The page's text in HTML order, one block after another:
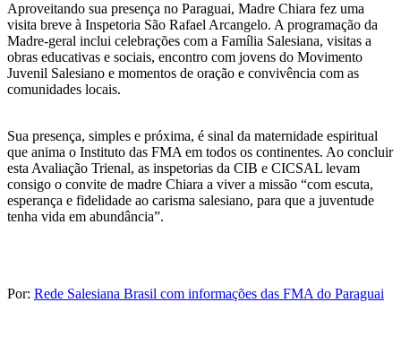
Aproveitando sua presença no Paraguai, Madre Chiara fez uma
visita breve à Inspetoria São Rafael Arcangelo. A programação da
Madre-geral inclui celebrações com a Família Salesiana, visitas a
obras educativas e sociais, encontro com jovens do Movimento
Juvenil Salesiano e momentos de oração e convivência com as
comunidades locais.
Sua presença, simples e próxima, é sinal da maternidade espiritual
que anima o Instituto das FMA em todos os continentes. Ao concluir
esta Avaliação Trienal, as inspetorias da CIB e CICSAL levam
consigo o convite de madre Chiara a viver a missão “com escuta,
esperança e fidelidade ao carisma salesiano, para que a juventude
tenha vida em abundância”.
Por: Rede Salesiana Brasil com informações das FMA do Paraguai